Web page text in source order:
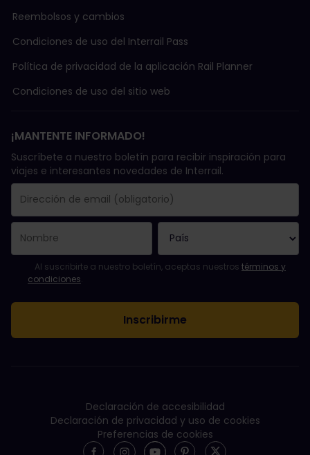
Reembolsos y cambios
Condiciones de uso del Interrail Pass
Política de privacidad de la aplicación Rail Planner
Condiciones de uso del sitio web
¡MANTENTE INFORMADO!
Suscríbete a nuestro boletín para recibir inspiración para
viajes e interesantes novedades de Interrail.
El campo de dirección de email es obligatorio.
La dirección de email no es válida.
Ha habido un fallo al suscribirte al boletín. Vuelve a intentarlo
¡Ya te has suscrito a este boletín!
Acepta los términos y condiciones para suscribirte al boletín
Al suscribirte a nuestro boletín, aceptas nuestros términos y
condiciones.
Declaración de accesibilidad
Declaración de privacidad y uso de cookies
Preferencias de cookies